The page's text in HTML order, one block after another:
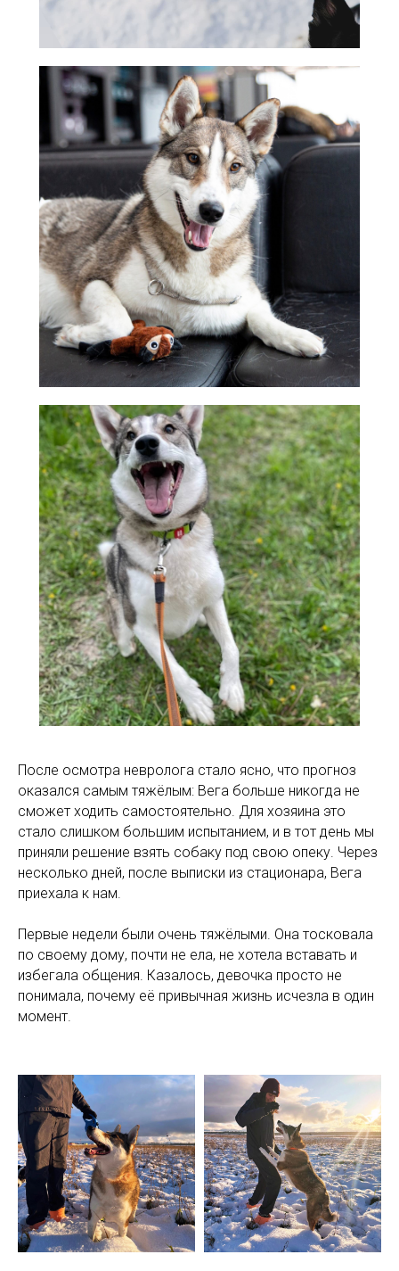
После осмотра невролога стало ясно, что прогноз
оказался самым тяжёлым: Вега больше никогда не
сможет ходить самостоятельно. Для хозяина это
стало слишком большим испытанием, и в тот день мы
приняли решение взять собаку под свою опеку. Через
несколько дней, после выписки из стационара, Вега
приехала к нам.
Первые недели были очень тяжёлыми. Она тосковала
по своему дому, почти не ела, не хотела вставать и
избегала общения. Казалось, девочка просто не
понимала, почему её привычная жизнь исчезла в один
момент.